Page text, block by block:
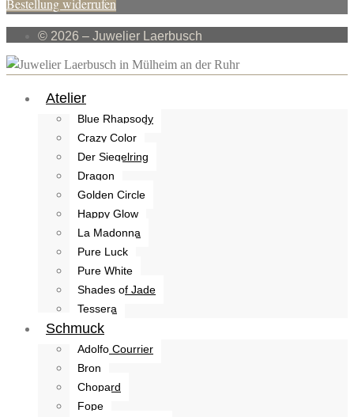
Bestellung widerrufen
© 2026 – Juwelier Laerbusch
Atelier
Blue Rhapsody
Crazy Color
Der Siegelring
Dragon
Golden Circle
Happy Glow
La Madonna
Pure Luck
Pure White
Shades of Jade
Tessera
Schmuck
Adolfo Courrier
Bron
Chopard
Fope